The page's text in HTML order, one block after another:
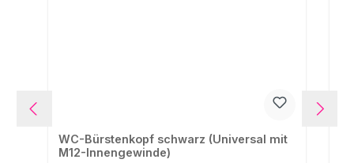
WC-Bürstenkopf schwarz (Universal mit
M12-Innengewinde)